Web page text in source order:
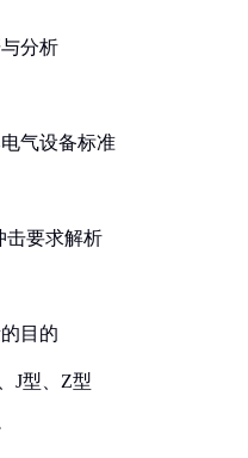
分析
气设备标准
击要求解析
目的
J型、Z型